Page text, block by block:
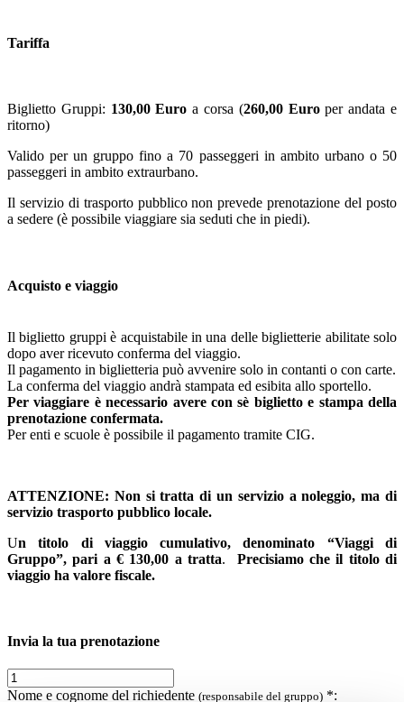
Tariffa
Biglietto Gruppi: 130,00 Euro a corsa (260,00 Europer andata e
ritorno)
Valido per un gruppo fino a 70 passeggeri in ambito urbano o 50
passeggeri in ambito extraurbano.
Il servizio di trasporto pubblico non prevede prenotazione del posto
a sedere (è possibile viaggiare sia seduti che in piedi).
Acquisto e viaggio
Il biglietto gruppi è acquistabile in una delle biglietterie abilitate solo
dopo aver ricevuto conferma del viaggio.
Il pagamento in biglietteria può avvenire solo in contanti o con carte.
La conferma del viaggio andrà stampata ed esibita allo sportello.
Per viaggiare è necessario avere con sè biglietto e stampa della
prenotazione confermata.
Per enti e scuole è possibile il pagamento tramite CIG.
ATTENZIONE: Non si tratta di un servizio a noleggio, ma di
servizio trasporto pubblico locale.
Un titolo di viaggio cumulativo, denominato “Viaggi di
Gruppo”, pari a € 130,00 a tratta. Precisiamo che il titolo di
viaggio ha valore fiscale.
Invia la tua prenotazione
Nome e cognome del richiedente (responsabile del gruppo) *: